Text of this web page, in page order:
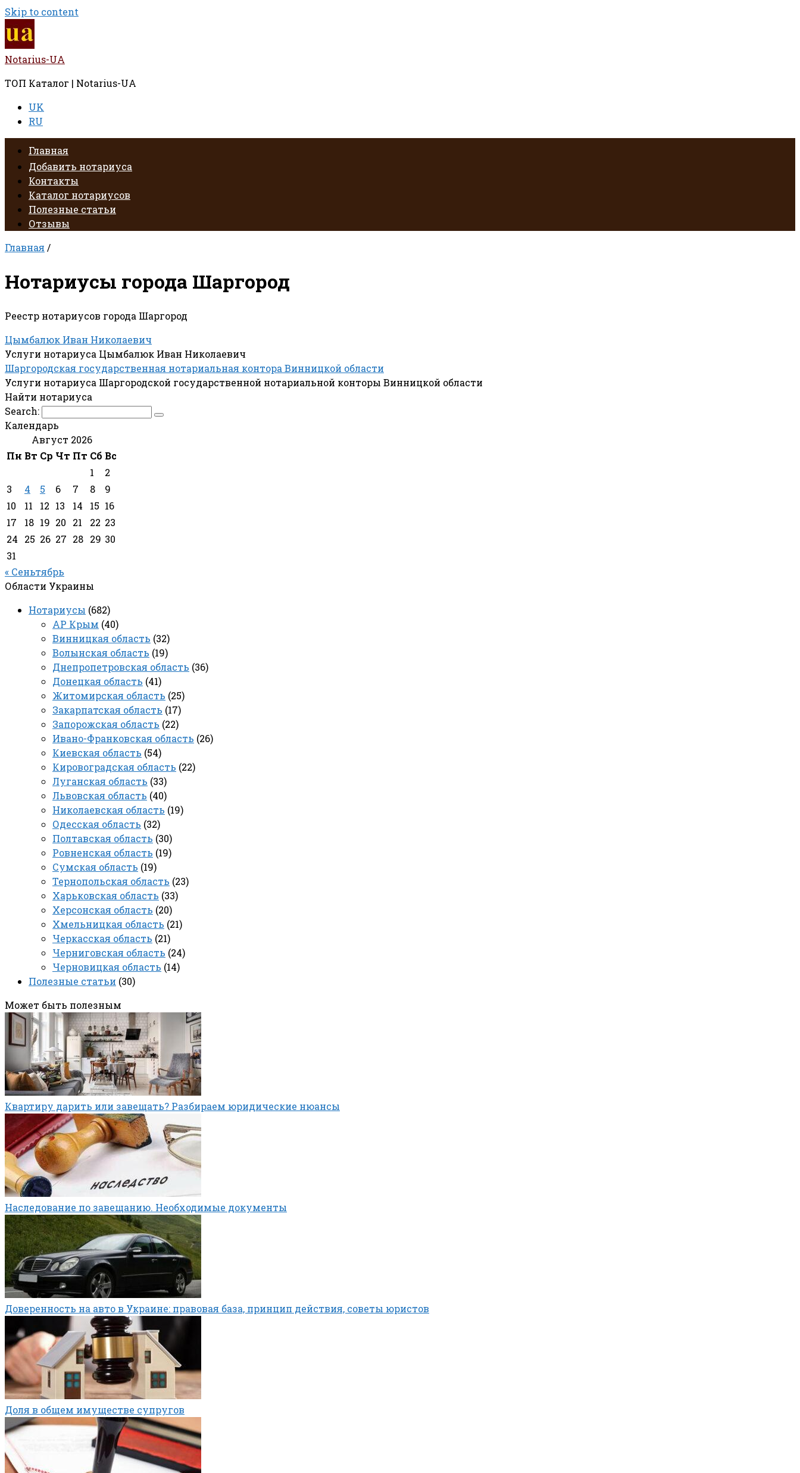
Skip to content
Notarius-UA
ТОП Каталог | Notarius-UA
UK
RU
Главная
Добавить нотариуса
Контакты
Каталог нотариусов
Полезные статьи
Отзывы
Главная /
Нотариусы города Шаргород
Реестр нотариусов города Шаргород
Цымбалюк Иван Николаевич
Услуги нотариуса Цымбалюк Иван Николаевич
Шаргородская государственная нотариальная контора Винницкой области
Услуги нотариуса Шаргородской государственной нотариальной конторы Винницкой области
Найти нотариуса
Search:
Календарь
Август 2026
Пн Вт Ср Чт Пт Сб Вс
1
2
3
4 5 6 7 8
9
10
11 12 13 14 15 16
17
18 19 20 21 22 23
24
25 26 27 28 29 30
31
« Сеньтябрь
Области Украины
Нотариусы (682)
АР Крым (40)
Винницкая область (32)
Волынская область (19)
Днепропетровская область (36)
Донецкая область (41)
Житомирская область (25)
Закарпатская область (17)
Запорожская область (22)
Ивано-Франковская область (26)
Киевская область (54)
Кировоградская область (22)
Луганская область (33)
Львовская область (40)
Николаевская область (19)
Одесская область (32)
Полтавская область (30)
Ровненская область (19)
Сумская область (19)
Тернопольская область (23)
Харьковская область (33)
Херсонская область (20)
Хмельницкая область (21)
Черкасская область (21)
Черниговская область (24)
Черновицкая область (14)
Полезные статьи (30)
Может быть полезным
Квартиру дарить или завещать? Разбираем юридические нюансы
Наследование по завещанию. Необходимые документы
Доверенность на авто в Украине: правовая база, принцип действия, советы юристов
Доля в общем имуществе супругов